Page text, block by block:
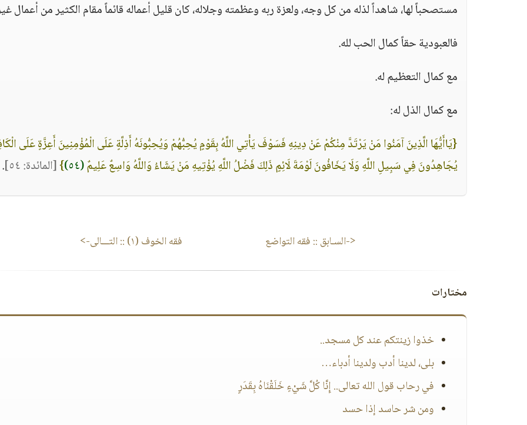
مستصحباً لها، شاهداً لذله من كل وجه، ولعزة ربه وعظمته وجلاله، كان قليل أعماله قائماً مقام الكثير من أعمال
فالعبودية حقاً كمال الحب لله.
مع كمال التعظيم له.
مع كمال الذل له:
{يَاأَيُّهَا الَّذِينَ آمَنُوا مَنْ يَرْتَدَّ مِنْكُمْ عَنْ دِينِهِ فَسَوْفَ يَأْتِي اللَّهُ بِقَوْمٍ يُحِبُّهُمْ وَيُحِبُّونَهُ أَذِلَّةٍ عَلَى الْمُؤْمِنِينَ أَعِزَّةٍ عَلَى
يُجَاهِدُونَ فِي سَبِيلِ اللَّهِ وَلَا يَخَافُونَ لَوْمَةَ لَائِمٍ ذَلِكَ فَضْلُ اللَّهِ يُؤْتِيهِ مَنْ يَشَاءُ وَاللَّهُ وَاسِعٌ عَلِيمٌ(٥٤) }[المائدة: ٥٤] .
<-السـابق :: فقه التواضع فقه الخوف (١) :: التـــالى->
مختارات
خذوا زينتكم عند كل مسجد..
بلى، لدينا أدب ولدينا أدباء…
في رحاب قول الله تعالى.. إِنَّا كُلَّ شَيْءٍ خَلَقْنَاهُ بِقَدَرٍ
ومن شر حاسد إذا حسد